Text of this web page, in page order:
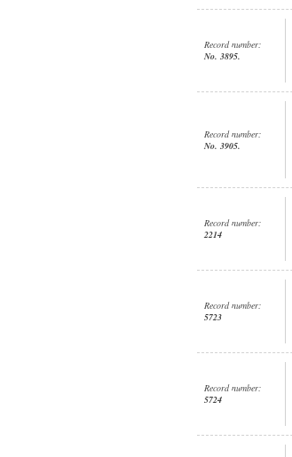
Record number:
No. 3895.
Record number:
No. 3905.
Record number:
2214
Record number:
5723
Record number:
5724